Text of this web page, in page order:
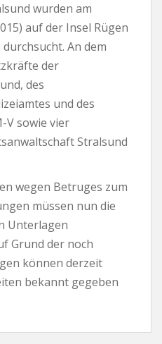
wurden am
auf der Insel Rügen
An dem
der
des
und des
V sowie vier
Stralsund
wegen Betruges zum
müssen nun die
Unterlagen
Grund der noch
können derzeit
bekannt gegeben